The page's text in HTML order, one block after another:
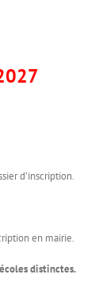
d’inscription.
en mairie.
distinctes.